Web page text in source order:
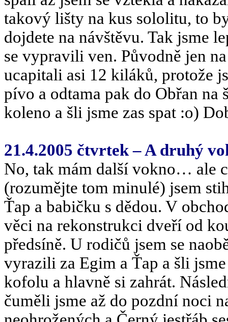
takový lišty na kus sololitu, to
dojdete na návštěvu. Tak jsme
se vypravili ven. Původně jen
ucapitali asi 12 kiláků, protože
pívo a odtama pak do Obřan na
koleno a šli jsme zas spat :o)
21.4.2005 čtvrtek – A druhý
No, tak mám další vokno… ale
(rozumějte tom minulé) jsem
Ťap a babičku s dědou. V
věci na rekonstrukci dveří od
předsíně. U rodičů jsem se
vyrazili za Egim a Ťap a šli
kofolu a hlavně si zahrát.
čuměli jsme až do pozdní noci